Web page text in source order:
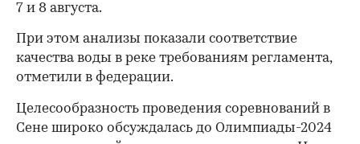
7 и 8 августа.
При этом анализы показали соответствие
качества воды в реке требованиям регламента,
отметили в федерации.
Целесообразность проведения соревнований в
Сене широко обсуждалась до Олимпиады-2024